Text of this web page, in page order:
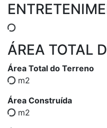
ÁREA TOTAL
Área Total do Terreno
m2
Área Construída
m2